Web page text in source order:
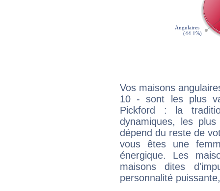
Vos maisons
10 - sont les plus
Pickford : la
dynamiques, les
dépend du reste de
vous êtes une
énergique. Les
maisons dites
personnalité